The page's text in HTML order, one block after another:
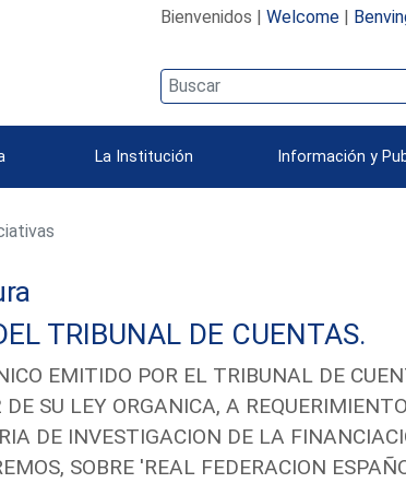
Bienvenidos | Welcome|
La Institución Información y
TRIBUNAL DE CUENTAS.
EMITIDO POR EL TRIBUNAL DE
SU LEY ORGANICA, A
DE INVESTIGACION DE LA
SOBRE 'REAL FEDERACION